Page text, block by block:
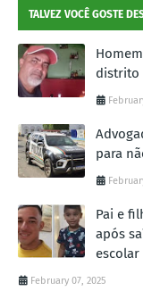
TALVEZ VOCÊ GOSTE
distrito
para
Pai e
após
escolar
February 07, 2025